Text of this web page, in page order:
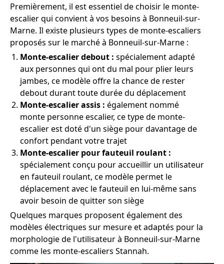
Premièrement, il est essentiel de choisir le monte-
escalier qui convient à vos besoins à Bonneuil-sur-
Marne. Il existe plusieurs types de monte-escaliers
proposés sur le marché à Bonneuil-sur-Marne :
Monte-escalier debout : spécialement adapté
aux personnes qui ont du mal pour plier leurs
jambes, ce modèle offre la chance de rester
debout durant toute durée du déplacement
Monte-escalier assis : également nommé
monte personne escalier, ce type de monte-
escalier est doté d'un siège pour davantage de
confort pendant votre trajet
Monte-escalier pour fauteuil roulant :
spécialement conçu pour accueillir un utilisateur
en fauteuil roulant, ce modèle permet le
déplacement avec le fauteuil en lui-même sans
avoir besoin de quitter son siège
Quelques marques proposent également des
modèles électriques sur mesure et adaptés pour la
morphologie de l'utilisateur à Bonneuil-sur-Marne
comme les monte-escaliers Stannah.